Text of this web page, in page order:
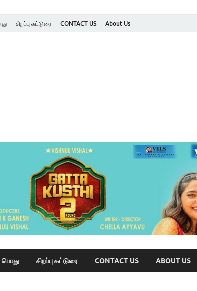
சிறப்பு கட்டுரை CONTACT US About Us
பொது சிறப்பு கட்டுரை CONTACT US ABOUT US